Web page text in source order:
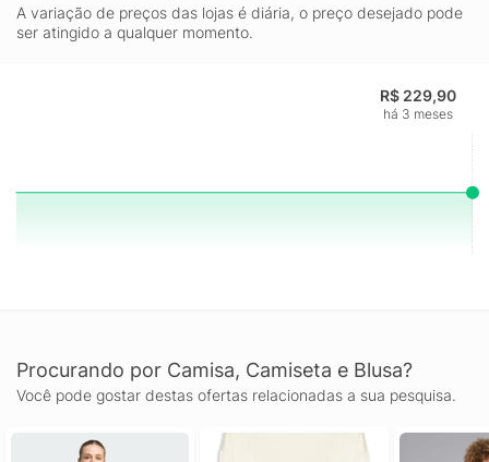
A variação de preços das lojas é diária, o preço desejado pode
ser atingido a qualquer momento.
R$ 229,90
há 3 meses
Procurando por Camisa, Camiseta e Blusa?
Você pode gostar destas ofertas relacionadas a sua pesquisa.